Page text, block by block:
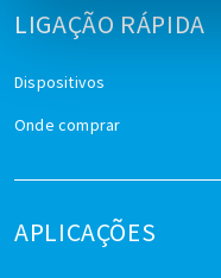
LIGAÇÃO RÁPIDA
Dispositivos
Onde comprar
APLICAÇÕES